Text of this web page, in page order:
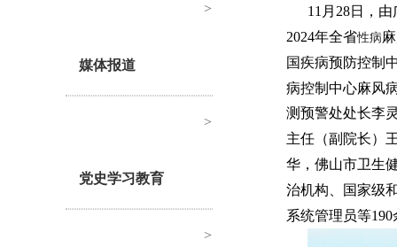
>
媒体报道
>
党史学习教育
>
11月28日，
2024年全省性病
国疾病预防控制
病控制中心麻风
测预警处处长李
主任（副院长）
华，佛山市卫生
治机构、国家级
系统管理员等